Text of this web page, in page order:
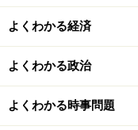
金収入と国債発行に
金が国の事業のため
この収入源はどこか
みで、使い途は何に
よくわかる経済
よくわかる政治
よくわかる時事問題